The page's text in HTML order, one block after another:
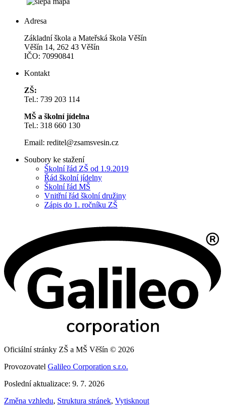
Adresa
Základní škola a Mateřská škola Věšín
Věšín 14, 262 43 Věšín
IČO: 70990841
Kontakt
ZŠ:
Tel.: 739 203 114
MŠ a školní jídelna
Tel.: 318 660 130
Email: reditel@zsamsvesin.cz
Soubory ke stažení
Školní řád ZŠ od 1.9.2019
Řád školní jídelny
Školní řád MŠ
Vnitřní řád školní družiny
Zápis do 1. ročníku ZŠ
Oficiální stránky ZŠ a MŠ Věšín © 2026
Provozovatel Galileo Corporation s.r.o.
Poslední aktualizace: 9. 7. 2026
Změna vzhledu, Struktura stránek, Vytisknout